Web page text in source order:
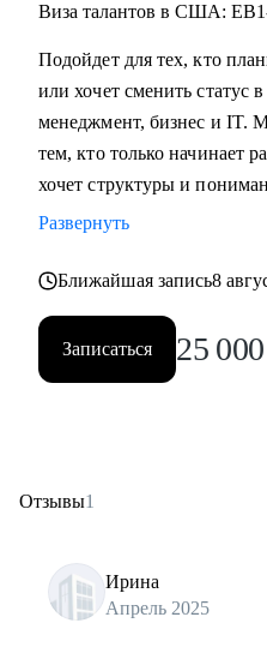
Виза талантов в США:
Подойдет для тех, кто
или хочет сменить статус
менеджмент, бизнес и IT.
тем, кто только начинает
хочет структуры и
Развернуть
Ближайшая запись8
Записаться 25 000
Отзывы1
Ирина
Апрель 2025